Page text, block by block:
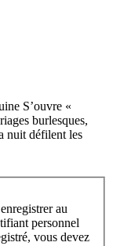
S’ouvre «
burlesques,
nuit défilent les